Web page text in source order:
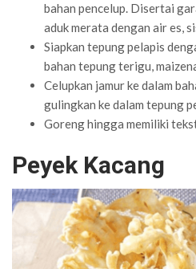
bahan pencelup. Disertai
aduk merata dengan air es,
Siapkan tepung pelapis
bahan tepung terigu,
Celupkan jamur ke dalam
gulingkan ke dalam tepung
Goreng hingga memiliki
Peyek Kacang